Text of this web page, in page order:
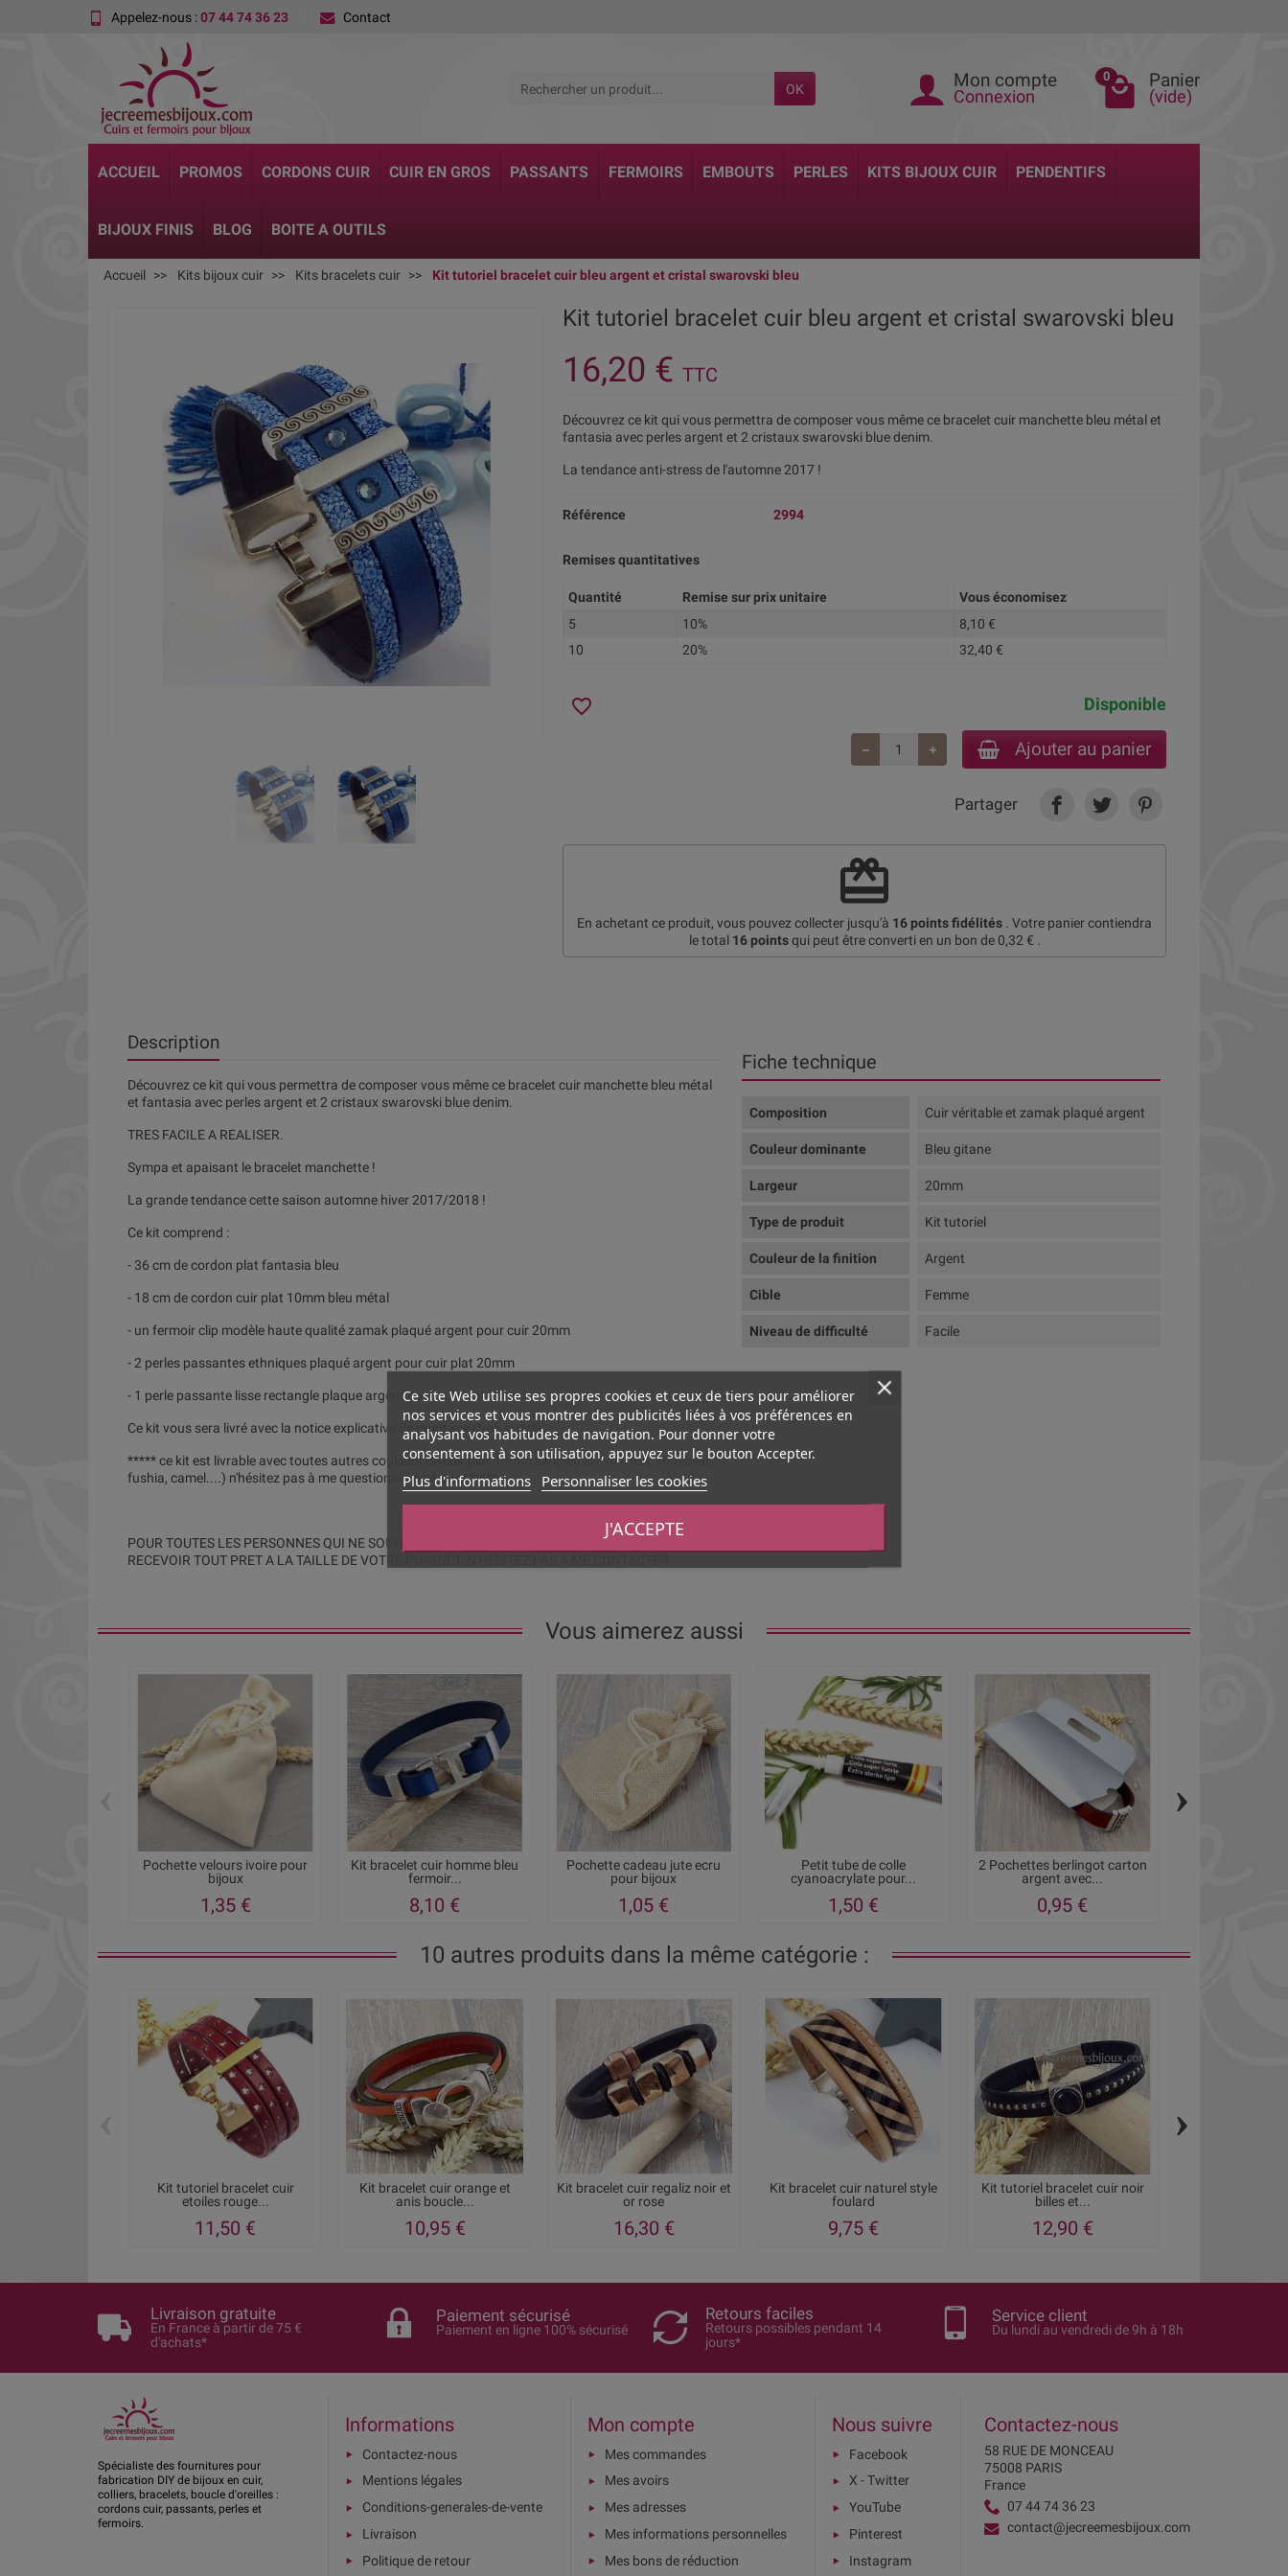
Appelez-nous :07 44 74 36 23 Contact
OK Mon compte
Connexion
0 Panier
(vide)
ACCUEIL PROMOS CORDONS CUIR CUIR EN GROS PASSANTS FERMOIRS EMBOUTS PERLES KITS BIJOUX CUIR PENDENTIFS
BIJOUX FINIS BLOG BOITE A OUTILS
Accueil Kits bijoux cuir Kits bracelets cuir Kit tutoriel bracelet cuir bleu argent et cristal swarovski bleu
Kit tutoriel bracelet cuir bleu argent et cristal swarovski bleu
16,20 € TTC
Découvrez ce kit qui vous permettra de composer vous même ce bracelet cuir manchette bleu métal et
fantasia avec perles argent et 2 cristaux swarovski blue denim.
La tendance anti-stress de l'automne 2017 !
Référence 2994
Remises quantitatives
Quantité Remise sur prix unitaire
Vous économisez
5
10%
8,10 €
10
20% 32,40 €
Disponible
Ajouter au panier
favorite_border
Partager
redeem
En achetant ce produit, vous pouvez collecter jusqu'à 16 points fidélités . Votre panier contiendra
le total 16pointsqui peut être converti en un bon de 0,32 € .
Description
Découvrez ce kit qui vous permettra de composer vous même ce bracelet cuir manchette bleu métal
et fantasia avec perles argent et 2 cristaux swarovski blue denim.
TRES FACILE A REALISER.
Sympa et apaisant le bracelet manchette !
La grande tendance cette saison automne hiver 2017/2018 !
Ce kit comprend :
- 36 cm de cordon plat fantasia bleu
- 18 cm de cordon cuir plat 10mm bleu métal
- un fermoir clip modèle haute qualité zamak plaqué argent pour cuir 20mm
- 2 perles passantes ethniques plaqué argent pour cuir plat 20mm
- 1 perle passante lisse rectangle plaque argent pour cuir plat 20mm
Ce kit vous sera livré avec la notice explicative de montage (très simple).
***** ce kit est livrable avec toutes autres couleurs de cuir plat 10mm simple(noir, marron, vert, bleu,
fushia, camel....) n'hésitez pas à me questionner à ce sujet*****
POUR TOUTES LES PERSONNES QUI NE SOUHAITENT PAS REALISER CE BRACELET MAIS LE
RECEVOIR TOUT PRET A LA TAILLE DE VOTRE POIGNET, N'HESITEZ PAS A ME CONTACTER
Fiche technique
Composition Cuir véritable et zamak plaqué argent
Couleur dominante Bleu gitane
Largeur 20mm
Type de produit Kit tutoriel
Couleur de la finition Argent
Cible Femme
Niveau de difficulté Facile
Vous aimerez aussi
Pochette velours ivoire pour
bijoux
1,35 €
Kit bracelet cuir homme bleu
fermoir...
8,10 €
Pochette cadeau jute ecru
pour bijoux
1,05 €
Petit tube de colle
cyanoacrylate pour...
1,50 €
2 Pochettes berlingot carton
argent avec...
0,95 €
›
10 autres produits dans la même catégorie :
Kit tutoriel bracelet cuir
etoiles rouge...
11,50 €
Kit bracelet cuir orange et
anis boucle...
10,95 €
Kit bracelet cuir regaliz noir et
or rose
16,30 €
Kit bracelet cuir naturel style
foulard
9,75 €
Kit tutoriel bracelet cuir noir
billes et...
12,90 €
›
Livraison gratuite
En France à partir de 75 €
d'achats*
Paiement sécurisé
Paiement en ligne 100% sécurisé
Retours faciles
Retours possibles pendant 14
jours*
Service client
Du lundi au vendredi de 9h à 18h
Spécialiste des fournitures pour
fabrication DIY de bijoux en cuir,
colliers, bracelets, boucle d'oreilles :
cordons cuir, passants, perles et
fermoirs.
Informations
Contactez-nous
Mentions légales
Conditions-generales-de-vente
Livraison
Politique de retour
Mon compte
Mes commandes
Mes avoirs
Mes adresses
Mes informations personnelles
Mes bons de réduction
Nous suivre
Facebook
X - Twitter
YouTube
Pinterest
Instagram
Contactez-nous
58 RUE DE MONCEAU
75008 PARIS
France
07 44 74 36 23
contact@jecreemesbijoux.com
Ce site Web utilise ses propres cookies et ceux de tiers pour améliorer
nos services et vous montrer des publicités liées à vos préférences en
analysant vos habitudes de navigation. Pour donner votre
consentement à son utilisation, appuyez sur le bouton Accepter.
Plus d'informations Personnaliser les cookies
J'ACCEPTE